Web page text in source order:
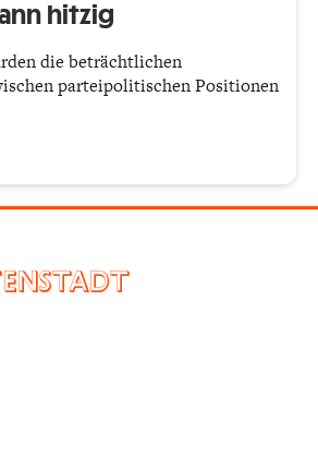
hitzig
die beträchtlichen
parteipolitischen Positionen